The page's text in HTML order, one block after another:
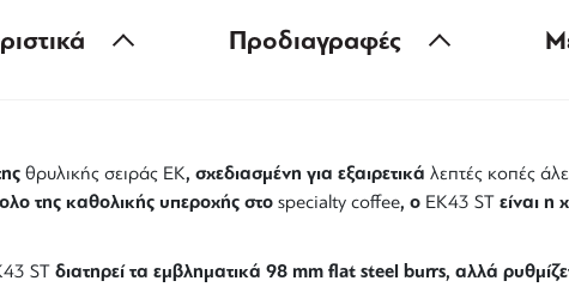
Προδιαγραφές
θρυλικής σειράς EK, σχεδιασμένη για εξαιρετικά λεπτές κοπές
της καθολικής υπεροχής στο specialty coffee, ο EK43 ST είναι η
ST διατηρεί τα εμβληματικά 98 mm flat steel burrs, αλλά